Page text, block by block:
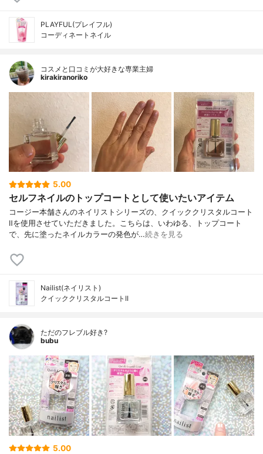
PLAYFUL(プレイフル)
コーディネートネイル
コスメと口コミが大好きな専業主婦
kirakiranoriko
5.00
セルフネイルのトップコートとして使いたいアイテム
コージー本舗さんのネイリストシリーズの、クイッククリスタルコート
Ⅱを使用させていただきました。こちらは、いわゆる、トップコート
で、先に塗ったネイルカラーの発色が…続きを見る
Nailist(ネイリスト)
クイッククリスタルコートII
ただのフレブル好き?
bubu
5.00